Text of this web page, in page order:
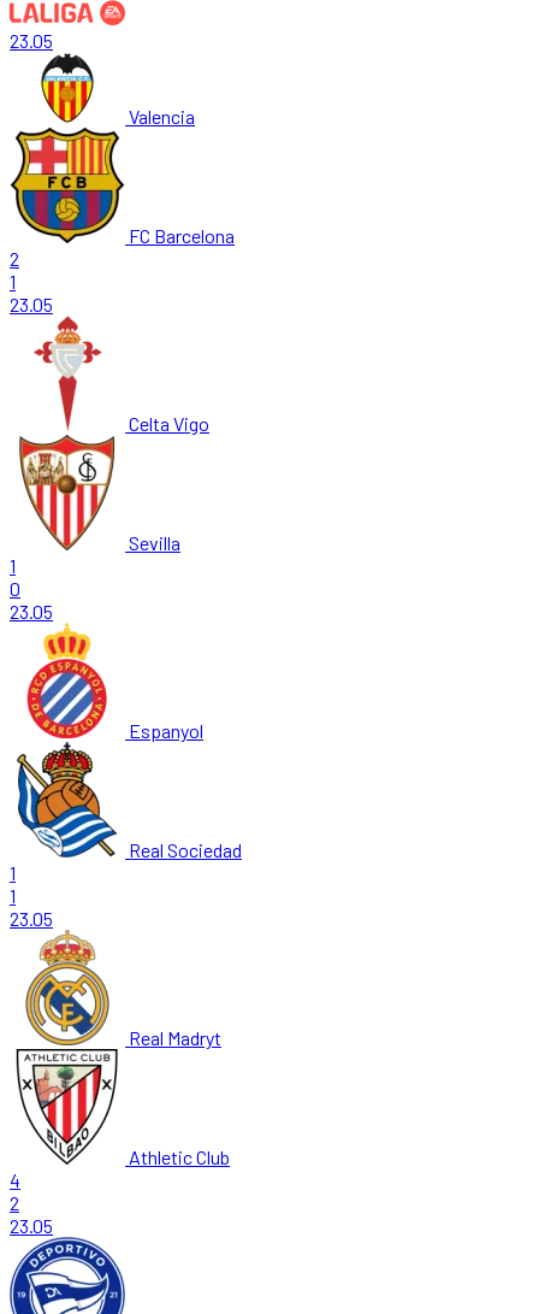
23.05
Valencia
FC Barcelona
2
1
23.05
Celta Vigo
Sevilla
1
0
23.05
Espanyol
Real Sociedad
1
1
23.05
Real Madryt
Athletic Club
4
2
23.05